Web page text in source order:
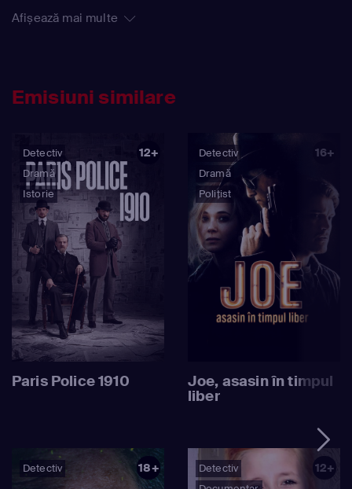
cu picioarele pe pământ. Și, în timp ce Jenny rezolvă morți
a începe o nouă relație cu enigmaticul Liam, care este
vecinul și omul ei bun la toate.
Afișează mai multe
Emisiuni similare
Detectiv
Dramă
Istorie
12+
Paris Police 1910
Detectiv
Dramă
Polițist
16+
Joe, asasin în timpul
liber
Detectiv 18+
Detectiv
12+